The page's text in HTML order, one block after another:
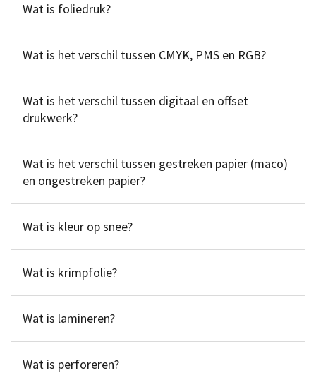
Wat is foliedruk?
Wat is het verschil tussen CMYK, PMS en RGB?
Wat is het verschil tussen digitaal en offset
drukwerk?
Wat is het verschil tussen gestreken papier (maco)
en ongestreken papier?
Wat is kleur op snee?
Wat is krimpfolie?
Wat is lamineren?
Wat is perforeren?